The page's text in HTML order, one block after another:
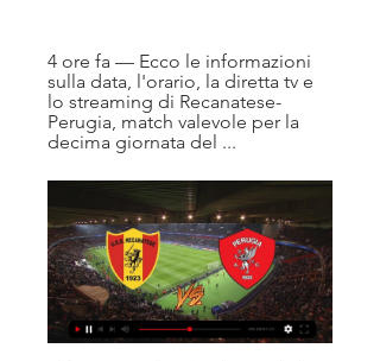
4 ore fa — Ecco le informazioni
sulla data, l'orario, la diretta tv e
lo streaming di Recanatese-
Perugia, match valevole per la
decima giornata del ...